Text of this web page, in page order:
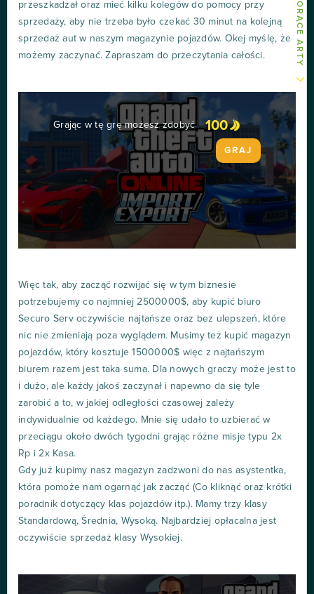
GORĄCE ARTY
przeszkadzał oraz mieć kilku kolegów do pomocy przy
sprzedaży, aby nie trzeba było czekać 30 minut na kolejną
sprzedaż aut w naszym magazynie pojazdów. Okej myślę, że
możemy zaczynać. Zapraszam do przeczytania całości.
Grając w tę grę możesz zdobyć 100
GRAJ
Więc tak, aby zacząć rozwijać się w tym biznesie
potrzebujemy co najmniej 2500000$, aby kupić biuro
Securo Serv oczywiście najtańsze oraz bez ulepszeń, które
nic nie zmieniają poza wyglądem. Musimy też kupić magazyn
pojazdów, który kosztuje 1500000$ więc z najtańszym
biurem razem jest taka suma. Dla nowych graczy może jest to
i dużo, ale każdy jakoś zaczynał i napewno da się tyle
zarobić a to, w jakiej odległości czasowej zależy
indywidualnie od każdego. Mnie się udało to uzbierać w
przeciągu około dwóch tygodni grając różne misje typu 2x
Rp i 2x Kasa.
Gdy już kupimy nasz magazyn zadzwoni do nas asystentka,
która pomoże nam ogarnąć jak zacząć (Co kliknąć oraz krótki
poradnik dotyczący klas pojazdów itp.). Mamy trzy klasy
Standardową, Średnia, Wysoką. Najbardziej opłacalna jest
oczywiście sprzedaż klasy Wysokiej.